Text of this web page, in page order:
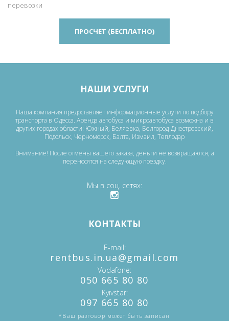
перевозки
ПРОСЧЕТ (БЕСПЛАТНО)
НАШИ УСЛУГИ
Наша компания предоставляет информационные услуги по подбору
транспорта в Одесса. Аренда автобуса и микроавтобуса возможна и в
других городах области: Южный, Беляевка, Белгород-Днестровский,
Подольск, Черноморск, Балта, Измаил, Теплодар
Внимание! После отмены вашего заказа, деньги не возвращаются, а
переносятся на следующую поездку.
Мы в соц. сетях
КОНТАКТЫ
E-mail
‎rentbus.in.ua@gmail.com
Vodafone
‎‎050 665 80 80
Kyivstar
‎097 665 80 80
*Ваш разговор может быть записан